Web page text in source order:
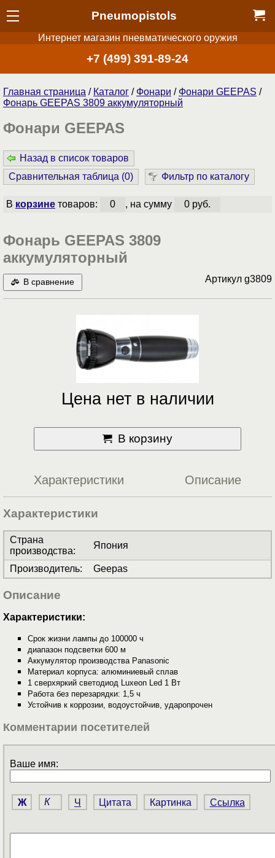
Pneumopistols
Интернет магазин пневматического оружия
+7 (499) 391-89-24
Главная страница / Каталог / Фонари / Фонари GEEPAS /
Фонарь GEEPAS 3809 аккумуляторный
Фонари GEEPAS
Назад в список товаров
Сравнительная таблица (0) Фильтр по каталогу
В корзинетоваров: 0 , на сумму 0 руб.
Фонарь GEEPAS 3809
аккумуляторный
В сравнение Артикул g3809
Цена нет в наличии
В корзину
Характеристики Описание
Характеристики
Страна
производства:
Япония
Производитель: Geepas
Описание
Характеристики:
Срок жизни лампы до 100000 ч
диапазон подсветки 600 м
Аккумулятор производства Panasonic
Материал корпуса: алюминиевый сплав
1 сверхяркий светодиод Luxeon Led 1 Вт
Работа без перезарядки: 1,5 ч
Устойчив к коррозии, водоустойчив, ударопрочен
Комментарии посетителей
Ваше имя:
Ж К Ч Цитата Картинка Ссылка